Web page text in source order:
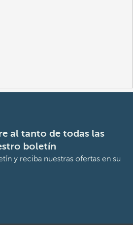
al tanto de todas las
boletín
y reciba nuestras ofertas en su